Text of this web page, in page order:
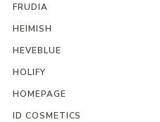
FRUDIA
HEIMISH
HEVEBLUE
HOLIFY
HOMEPAGE
ID COSMETICS